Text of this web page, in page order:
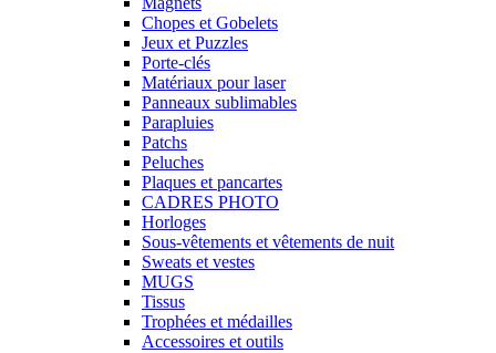
Chopes et Gobelets
Jeux et Puzzles
Porte-clés
Matériaux pour laser
Panneaux sublimables
Parapluies
Patchs
Peluches
Plaques et pancartes
CADRES PHOTO
Horloges
Sous-vêtements et vêtements de nuit
Sweats et vestes
MUGS
Tissus
Trophées et médailles
Accessoires et outils